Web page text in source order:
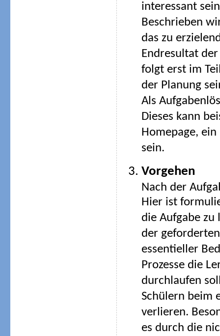
interessant
Beschrieben
das zu
Endresultat
folgt erst im
der Planung
Als
Dieses kann
Homepage,
sein.
Vorgehen
Nach der
Hier ist
die Aufgabe zu
der
essentieller
Prozesse die
durchlaufen
Schülern beim
verlieren.
es durch die